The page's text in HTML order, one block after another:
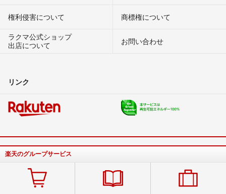
権利侵害について
商標権について
ラクマ公式ショップ
出店について
お問い合わせ
リンク
楽天のグループサービス